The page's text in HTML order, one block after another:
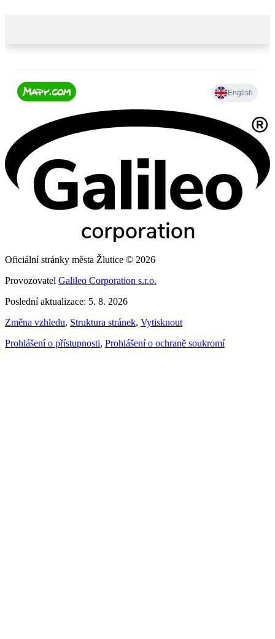
Oficiální stránky města Žlutice © 2026
Provozovatel Galileo Corporation s.r.o.
Poslední aktualizace: 5. 8. 2026
Změna vzhledu, Struktura stránek, Vytisknout
Prohlášení o přístupnosti, Prohlášení o ochraně soukromí